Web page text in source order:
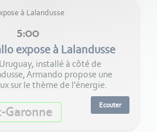
5:00
expose à Lalandusse
installé à côté de
Armando propose une
sur le thème de l'énergie.
Garonne Ecouter